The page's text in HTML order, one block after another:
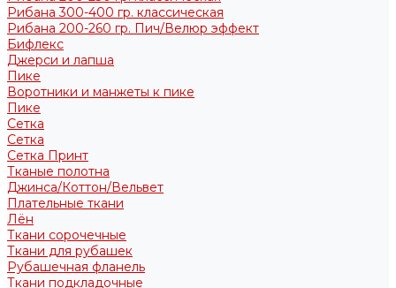
Рибана 300-400 гр. классическая
Рибана 200-260 гр. Пич/Велюр эффект
Бифлекс
Джерси и лапша
Пике
Воротники и манжеты к пике
Пике
Сетка
Сетка
Сетка Принт
Тканые полотна
Джинса/Коттон/Вельвет
Плательные ткани
Лён
Ткани сорочечные
Ткани для рубашек
Рубашечная фланель
Ткани подкладочные